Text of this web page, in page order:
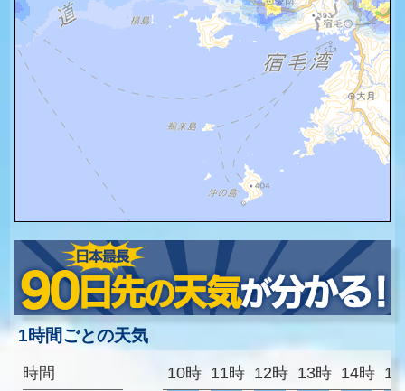
1時間ごとの天気
時間
10時 11時 12時 13時 14時